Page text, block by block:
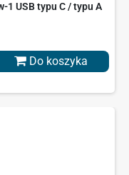
1 USB typu C / typu A
Do koszyka